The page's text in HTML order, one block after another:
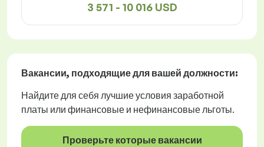
3 571 - 10 016 USD
Вакансии, подходящие для вашей должности:
Найдите для себя лучшие условия заработной
платы или финансовые и нефинансовые льготы.
Проверьте которые вакансии